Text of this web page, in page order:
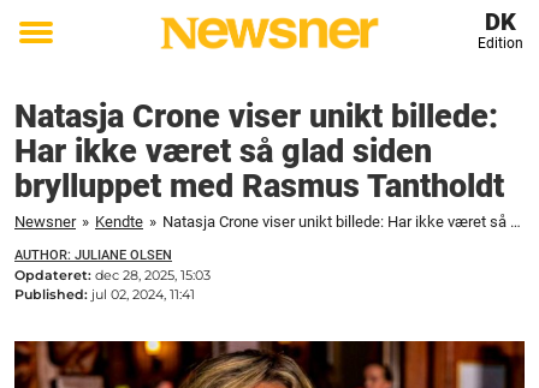
Toggle
DK
Edition
Natasja Crone viser unikt billede:
Har ikke været så glad siden
brylluppet med Rasmus Tantholdt
Newsner » Kendte » Natasja Crone viser unikt billede: Har ikke været så glad siden brylluppet med Rasmus Tantholdt
AUTHOR: JULIANE OLSEN
Opdateret: dec 28, 2025, 15:03
Published: jul 02, 2024, 11:41